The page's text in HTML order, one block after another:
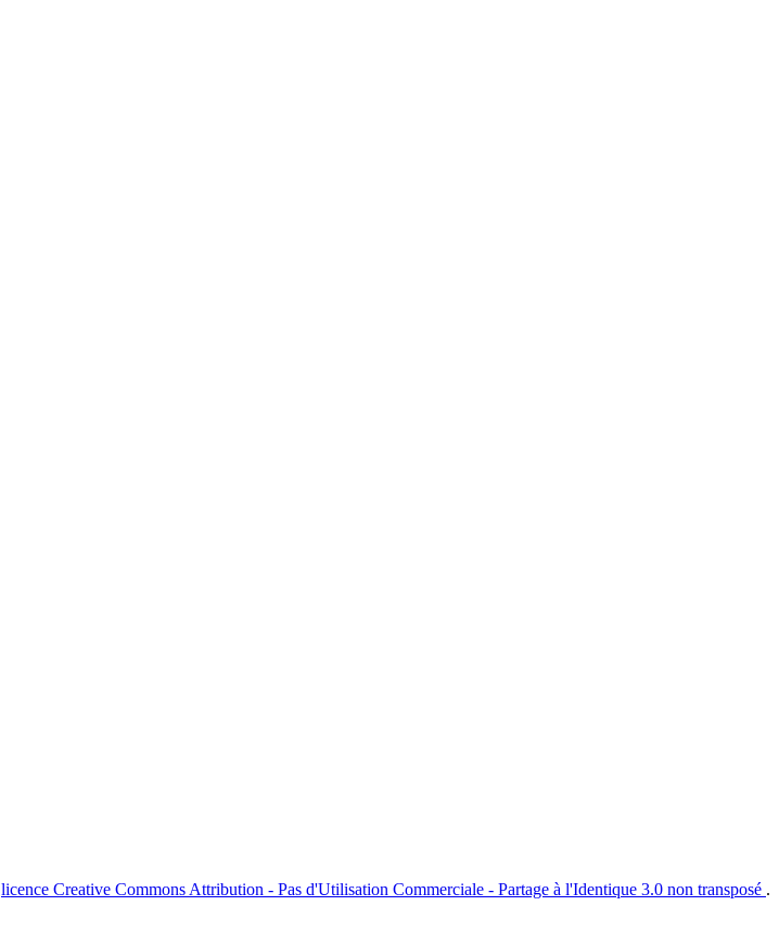
licence Creative Commons Attribution - Pas d'Utilisation Commerciale - Partage à l'Identique 3.0 non transposé .